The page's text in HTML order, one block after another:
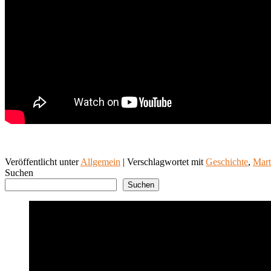
Veröffentlicht unter Allgemein | Verschlagwortet mit Geschichte,
Suchen
Suchen